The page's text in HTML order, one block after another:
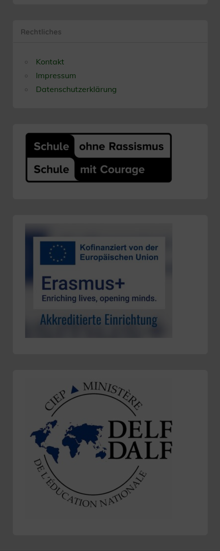
Rechtliches
Kontakt
Impressum
Datenschutzerklärung